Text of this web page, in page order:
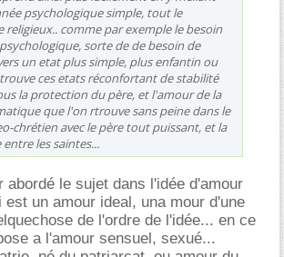
psychologique simple, tout le
religieux.. comme par exemple le besoin
sorte de de besoin de
un etat plus simple, plus enfantin ou
ces etats réconfortant de stabilité
la protection du père, et l'amour de la
que l'on rtrouve sans peine dans le
chrétien avec le père tout puissant, et la
les saintes...
abordé le sujet dans l'idée d'amour
est un amour ideal, una mour d'une
de l'ordre de l'idée... en ce
a l'amour sensuel, sexué...